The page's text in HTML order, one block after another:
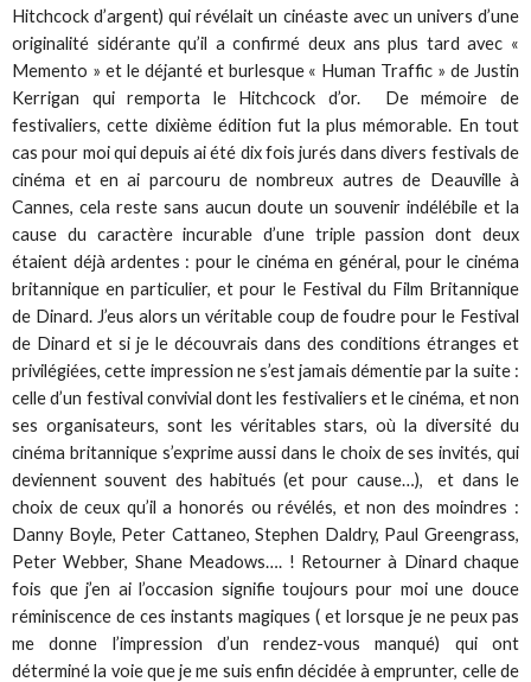
Hitchcock d’argent) qui révélait un cinéaste avec un univers d’une
originalité sidérante qu’il a confirmé deux ans plus tard avec «
Memento » et le déjanté et burlesque « Human Traffic » de Justin
Kerrigan qui remporta le Hitchcock d’or. De mémoire de
festivaliers, cette dixième édition fut la plus mémorable. En tout
cas pour moi qui depuis ai été dix fois jurés dans divers festivals de
cinéma et en ai parcouru de nombreux autres de Deauville à
Cannes, cela reste sans aucun doute un souvenir indélébile et la
cause du caractère incurable d’une triple passion dont deux
étaient déjà ardentes : pour le cinéma en général, pour le cinéma
britannique en particulier, et pour le Festival du Film Britannique
de Dinard. J’eus alors un véritable coup de foudre pour le Festival
de Dinard et si je le découvrais dans des conditions étranges et
privilégiées, cette impression ne s’est jamais démentie par la suite :
celle d’un festival convivial dont les festivaliers et le cinéma, et non
ses organisateurs, sont les véritables stars, où la diversité du
cinéma britannique s’exprime aussi dans le choix de ses invités, qui
deviennent souvent des habitués (et pour cause…), et dans le
choix de ceux qu’il a honorés ou révélés, et non des moindres :
Danny Boyle, Peter Cattaneo, Stephen Daldry, Paul Greengrass,
Peter Webber, Shane Meadows…. ! Retourner à Dinard chaque
fois que j’en ai l’occasion signifie toujours pour moi une douce
réminiscence de ces instants magiques ( et lorsque je ne peux pas
me donne l’impression d’un rendez-vous manqué) qui ont
déterminé la voie que je me suis enfin décidée à emprunter, celle de